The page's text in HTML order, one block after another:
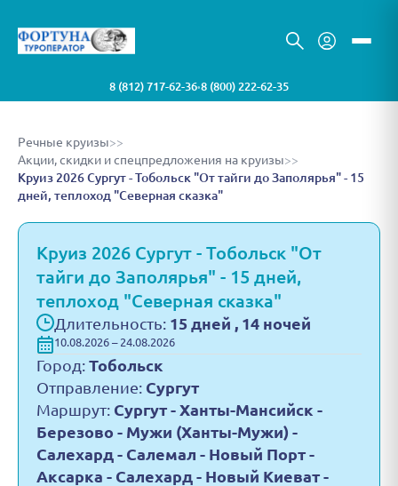
8 (812) 717-62-36•8 (800) 222-62-35
Речные круизы>>
Акции, скидки и спецпредложения на круизы>>
Круиз 2026 Сургут - Тобольск "От тайги до Заполярья" - 15
дней, теплоход "Северная сказка"
Круиз 2026 Сургут - Тобольск "От
тайги до Заполярья" - 15 дней,
теплоход "Северная сказка"
Длительность: 15 дней , 14 ночей
10.08.2026 – 24.08.2026
Город: Тобольск
Отправление: Сургут
Маршрут: Сургут - Ханты-Мансийск -
Березово - Мужи (Ханты-Мужи) -
Салехард - Салемал - Новый Порт -
Аксарка - Салехард - Новый Киеват -